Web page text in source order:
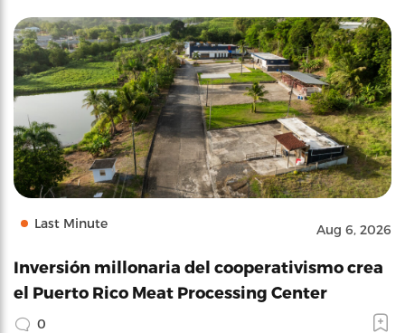
Last Minute Aug 6, 2026
Inversión millonaria del cooperativismo crea
el Puerto Rico Meat Processing Center
0